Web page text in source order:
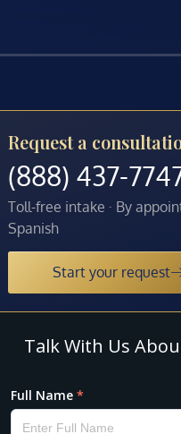
Request a
(888) 437-
Toll-free intake · By
Spanish
Start your request